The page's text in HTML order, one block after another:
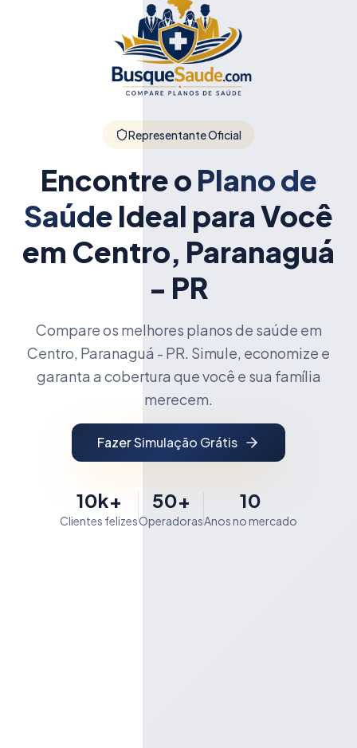
Representante Oficial
Encontre o Plano de
Saúde Ideal para Você
em Centro, Paranaguá
- PR
Compare os melhores planos de saúde em
Centro, Paranaguá - PR. Simule, economize e
garanta a cobertura que você e sua família
merecem.
Fazer Simulação Grátis
10k+
Clientes felizes
50+
Operadoras
10
Anos no mercado